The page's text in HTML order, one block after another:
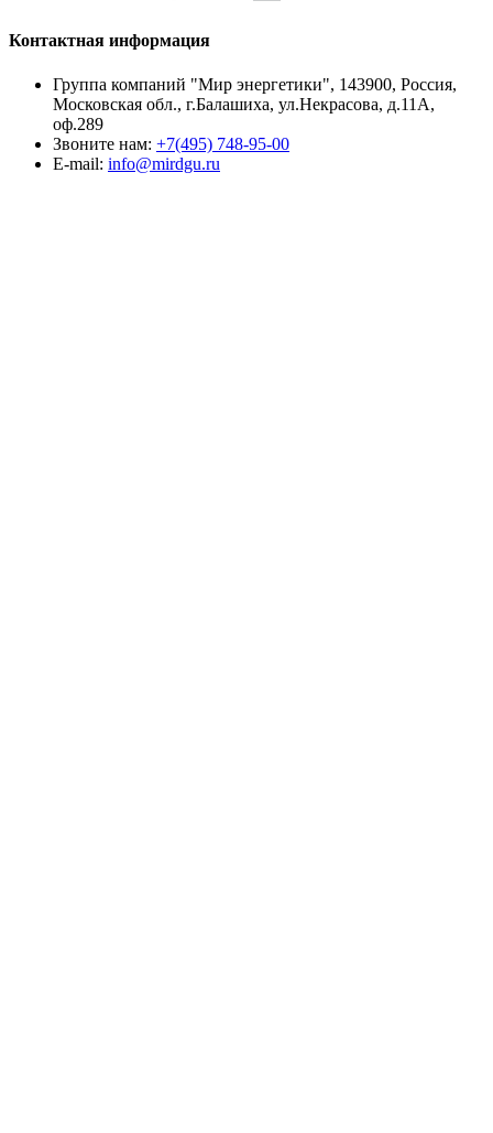
Контактная информация
Группа компаний "Мир энергетики", 143900, Россия,
Московская обл., г.Балашиха, ул.Некрасова, д.11А,
оф.289
Звоните нам: +7(495) 748-95-00
E-mail: info@mirdgu.ru